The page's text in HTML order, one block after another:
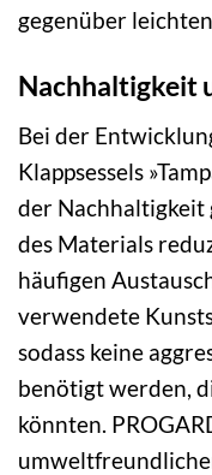
gegenüber
Nachhaltigkeit
Bei der
Klappsessels
der Nachhaltigkeit
des Materials
häufigen
verwendete
sodass keine
benötigt werden,
könnten.